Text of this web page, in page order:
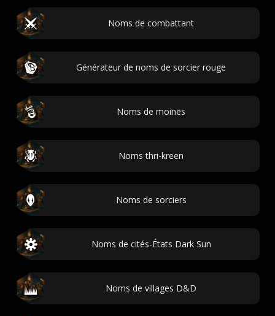
Noms de combattant
Générateur de noms de sorcier rouge
Noms de moines
Noms thri-kreen
Noms de sorciers
Noms de cités-États Dark Sun
Noms de villages D&D